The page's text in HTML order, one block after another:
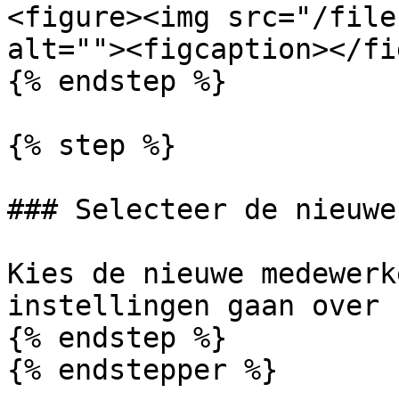
<figure><img src="/
alt=""><figcaption></
{% endstep %}
{% step %}
### Selecteer de nieuwe
Kies de nieuwe
instellingen gaan over
{% endstep %}
{% endstepper %}